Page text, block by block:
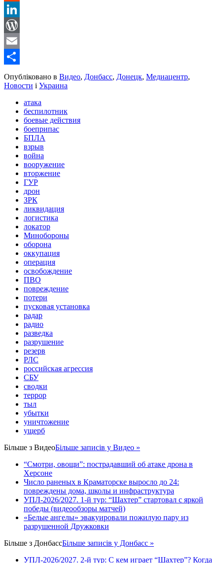
Reddit
LinkedIn
WordPress
Email
Share
Опубліковано в Видео, Донбасс, Донецк, Медиацентр,
Новости і Украина
атака
беспилотник
боевые действия
боеприпас
БПЛА
взрыв
война
вооружение
вторжение
ГУР
дрон
ЗРК
ликвидация
логистика
локатор
Минобороны
оборона
оккупация
операция
освобождение
ПВО
повреждение
потери
пусковая установка
радар
радио
разведка
разрушение
резерв
РЛС
российская агрессия
СБУ
сводки
террор
тыл
убытки
уничтожение
ущерб
Більше з ВидеоБільше записів у Видео »
“Смотри, овощи”: пострадавший об атаке дрона в
Херсоне
Число раненых в Краматорске выросло до 24:
повреждены дома, школы и инфраструктура
УПЛ-2026/2027. 1-й тур: “Шахтер” стартовал с яркой
победы (видеообзоры матчей)
«Белые ангелы» эвакуировали пожилую пару из
разрушенной Дружковки
Більше з ДонбассБільше записів у Донбасс »
УПЛ-2026/2027. 2-й тур: С кем играет “Шахтер”? Когда